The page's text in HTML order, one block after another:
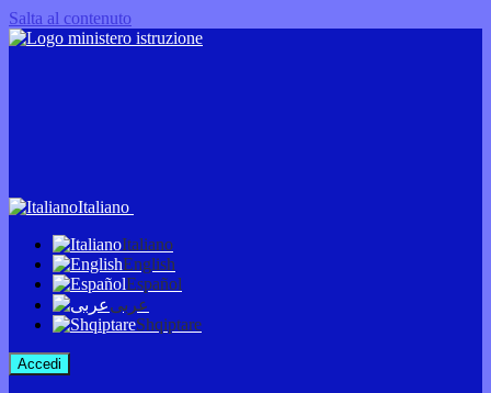
Salta al contenuto
Italiano
Italiano
English
Español
عربى
Shqiptare
Accedi